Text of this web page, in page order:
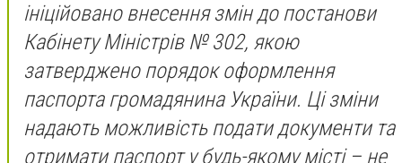
ініційовано внесення змін до постанови
Кабінету Міністрів № 302, якою
затверджено порядок оформлення
паспорта громадянина України. Ці зміни
надають можливість подати документи та
отримати паспорт у будь-якому місті – не